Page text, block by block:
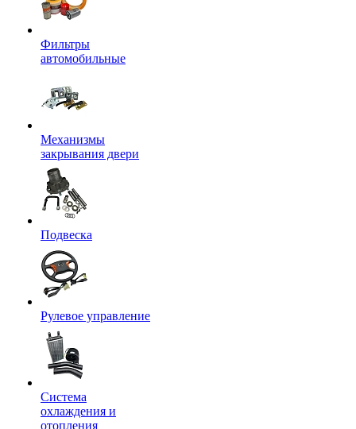
Фильтры
автомобильные
Механизмы
закрывания двери
Подвеска
Рулевое управление
Система
охлаждения и
отопления